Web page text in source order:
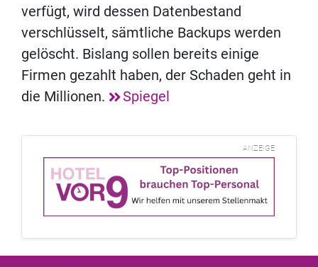
verfügt, wird dessen Datenbestand
verschlüsselt, sämtliche Backups werden
gelöscht. Bislang sollen bereits einige
Firmen gezahlt haben, der Schaden geht in
die Millionen.
Spiegel
ANZEIGE